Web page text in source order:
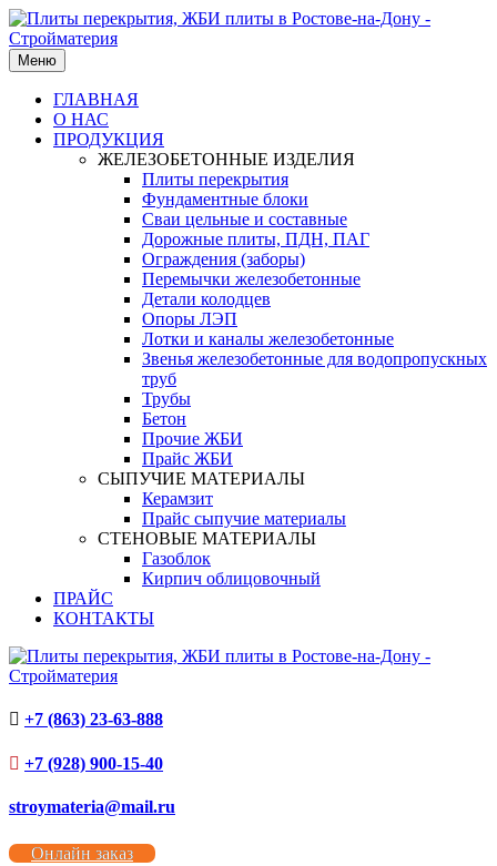
Меню
ГЛАВНАЯ
О НАС
ПРОДУКЦИЯ
ЖЕЛЕЗОБЕТОННЫЕ ИЗДЕЛИЯ
Плиты перекрытия
Фундаментные блоки
Сваи цельные и составные
Дорожные плиты, ПДН, ПАГ
Ограждения (заборы)
Перемычки железобетонные
Детали колодцев
Опоры ЛЭП
Лотки и каналы железобетонные
Звенья железобетонные для водопропускных
труб
Трубы
Бетон
Прочие ЖБИ
Прайс ЖБИ
СЫПУЧИЕ МАТЕРИАЛЫ
Керамзит
Прайс сыпучие материалы
СТЕНОВЫЕ МАТЕРИАЛЫ
Газоблок
Кирпич облицовочный
ПРАЙС
КОНТАКТЫ
+7 (863) 23-63-888
+7 (928) 900-15-40
stroymateria@mail.ru
Онлайн заказ